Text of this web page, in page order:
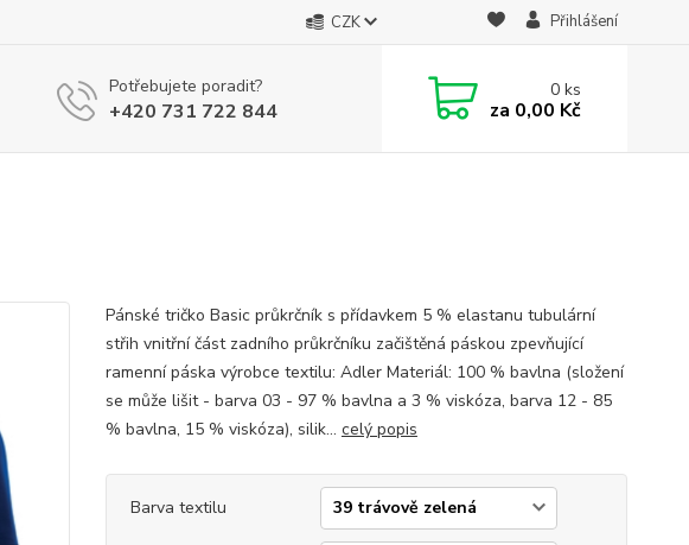
CZK Přihlášení
Potřebujete poradit?
+420 731 722 844
0ks
za 0,00 Kč
Pánské tričko Basic průkrčník s přídavkem 5 % elastanu tubulární
střih vnitřní část zadního průkrčníku začištěná páskou zpevňující
ramenní páska výrobce textilu: Adler Materiál: 100 % bavlna (složení
se může lišit - barva 03 - 97 % bavlna a 3 % viskóza, barva 12 - 85
% bavlna, 15 % viskóza), silik... celý popis
Barva textilu